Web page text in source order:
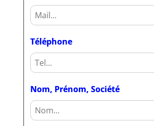
Téléphone
Nom, Prénom, Société